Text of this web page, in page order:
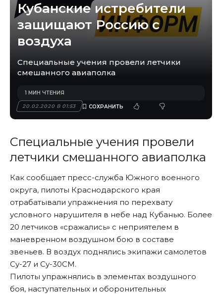
Кубанские истребители
защищают Россию с
воздуха
Специальные учения провели летчики
смешанного авиаполка
20.02.2020 В 01:53
1 МИН ЧТЕНИЯ
Специальные учения провели
летчики смешанного авиаполка
Как сообщает пресс-служба Южного военного
округа, пилоты Краснодарского края
отрабатывали упражнения по перехвату
условного нарушителя в небе над Кубанью. Более
20 летчиков «сражались» с неприятелем в
маневренном воздушном бою в составе
звеньев. В воздух поднялись экипажи самолетов
Су-27 и Су-30СМ.
Пилоты упражнялись в элементах воздушного
боя, наступательных и оборонительных